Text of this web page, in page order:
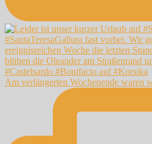
Am verlängerten Wochenende waren